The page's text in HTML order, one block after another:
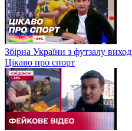
Збірна України з футзалу
Цікаво про спорт